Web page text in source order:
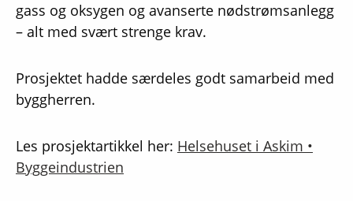
gass og oksygen og avanserte nødstrømsanlegg
– alt med svært strenge krav.
Prosjektet hadde særdeles godt samarbeid med
byggherren.
Les prosjektartikkel her: Helsehuset i Askim •
Byggeindustrien